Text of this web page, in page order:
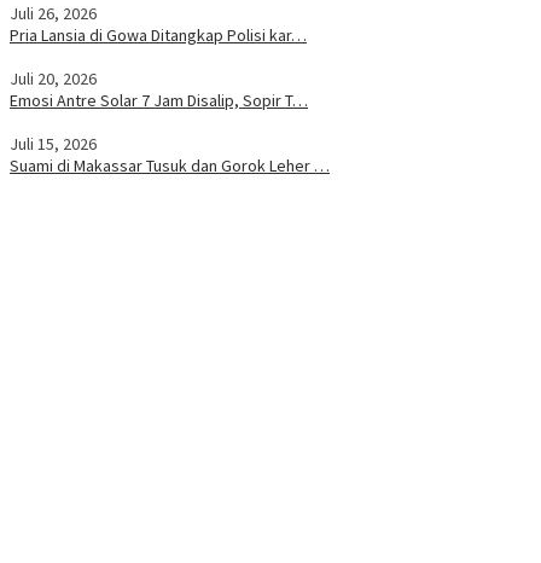
Juli 26, 2026
Pria Lansia di Gowa Ditangkap Polisi kar…
Juli 20, 2026
Emosi Antre Solar 7 Jam Disalip, Sopir T…
Juli 15, 2026
Suami di Makassar Tusuk dan Gorok Leher …